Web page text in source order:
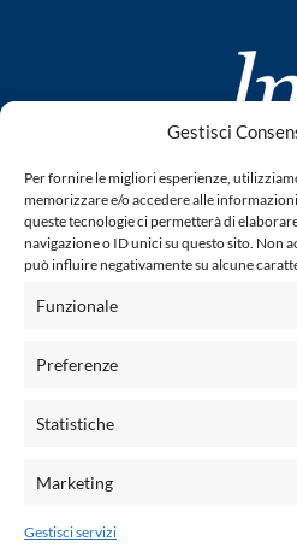
Gestisci
Per fornire le migliori esperienze,
memorizzare e/o accedere alle
queste tecnologie ci permetterà di
navigazione o ID unici su questo sito. Non
può influire negativamente su alcune
Funzionale
Preferenze
Statistiche
Marketing
Gestisci servizi
fondato da
Questo blog non rappresenta
quanto viene aggiornato senza
legge n° 62 del 7.03.2001.
email: